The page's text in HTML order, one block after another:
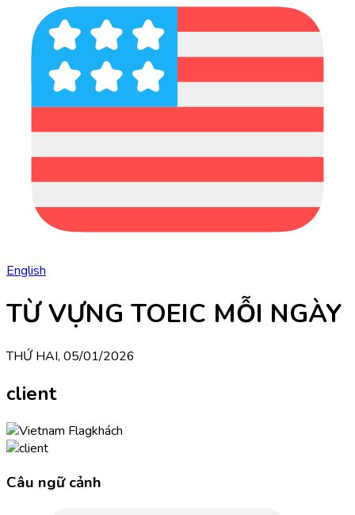
English
TỪ VỰNG TOEIC MỖI NGÀY
THỨ HAI, 05/01/2026
client
khách
Câu ngữ cảnh